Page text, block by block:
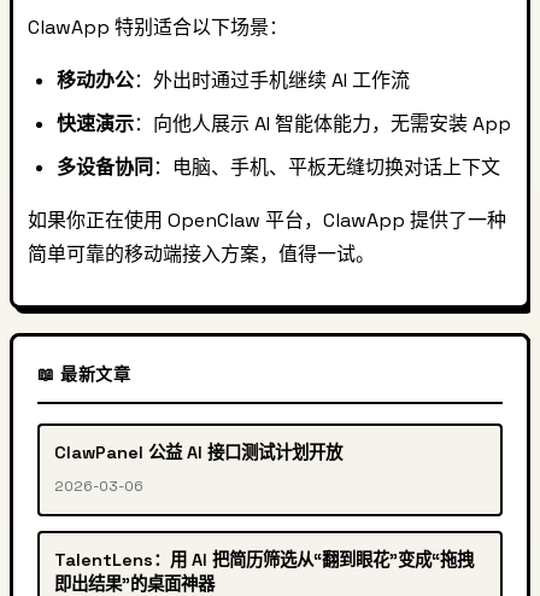
ClawApp 特别适合以下场景：
移动办公：外出时通过手机继续 AI 工作流
快速演示：向他人展示 AI 智能体能力，无需安装 App
多设备协同 ：电脑、手机、平板无缝切换对话上下文
如果你正在使用 OpenClaw 平台，ClawApp 提供了一种
简单可靠的移动端接入方案，值得一试。
📖 最新文章
ClawPanel 公益 AI 接口测试计划开放
2026-03-06
TalentLens：用 AI 把简历筛选从“翻到眼花”变成“拖拽
即出结果”的桌面神器